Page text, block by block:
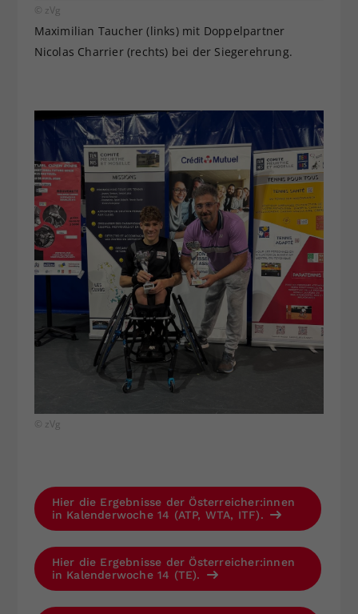
© zVg
Maximilian Taucher (links) mit Doppelpartner
Nicolas Charrier (rechts) bei der Siegerehrung.
© zVg
Hier die Ergebnisse der Österreicher:innen
in Kalenderwoche 14 (ATP, WTA, ITF).
Hier die Ergebnisse der Österreicher:innen
in Kalenderwoche 14 (TE).